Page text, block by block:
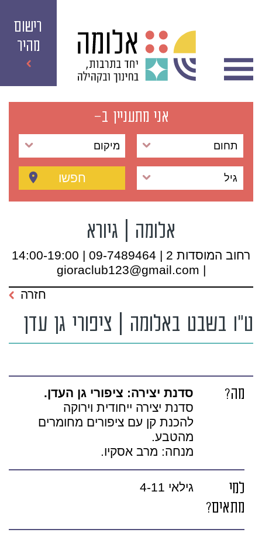
רישום
מהיר
אני מתעניין ב-
תחום מיקום
גיל חפשו
אלומה | גיורא
רחוב המוסדות 2 | 09-7489464 | 14:00-19:00
| gioraclub123@gmail.com
ט"ו בשבט באלומה | ציפורי גן עדן
חזרה
מה?
סדנת יצירה: ציפורי גן העדן.
סדנת יצירה ייחודית וירוקה
להכנת קן עם ציפורים מחומרים
מהטבע.
מנחה: מרב אסקיו.
למי
מתאים?
גילאי 4-11